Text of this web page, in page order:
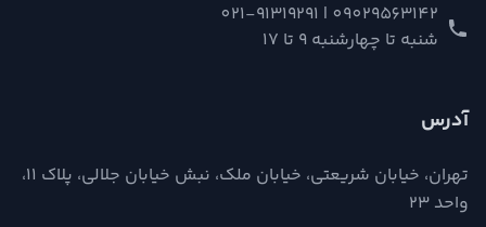
09029563142 | 021-91319291
شنبه تا چهارشنبه 9 تا 17
آدرس
تهران، خیابان شریعتی، خیابان ملک، نبش خیابان جلالی، پلاک ۱۱،
واحد ۲۳